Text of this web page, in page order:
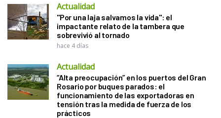
Actualidad
"Por una laja salvamos la vida": el
impactante relato de la tambera que
sobrevivió al tornado
hace 4 días
Actualidad
“Alta preocupación” en los puertos del Gran
Rosario por buques parados: el
funcionamiento de las exportadoras en
tensión tras la medida de fuerza de los
prácticos